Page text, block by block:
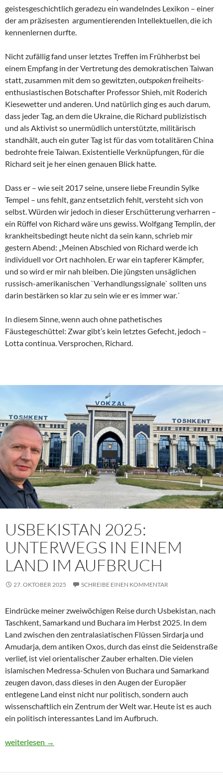
geistesgeschichtlich geradezu ein wandelndes Lexikon – einer
der am präzisesten argumentierenden Intellektuellen, die ich
kennenlernen durfte.
Nicht zufällig fand unser letztes Treffen im Frühherbst bei
einem Empfang in der Vertretung des demokratischen Taiwan
statt, zusammen mit dem so gewitzten,outspokenfreiheits-
enthusiastischen Botschafter Professor Shieh, mit Roderich
Kiesewetter und anderen. Und natürlich ging es auch darum,
dass jeder Tag, an dem die Ukraine, die Richard publizistisch
und als Aktivist so unermüdlich unterstützte, militärisch
standhält, auch ein guter Tag ist für das vom totalitären China
bedrohte freie Taiwan. Existentielle Verknüpfungen, für die
Richard seit je her einen genauen Blick hatte.
Dass er – wie seit 2017 seine, unsere liebe Freundin Sylke
Tempel – uns fehlt, ganz entsetzlich fehlt, versteht sich von
selbst. Würden wir jedoch in dieser Erschütterung verharren –
ein Rüffel von Richard wäre uns gewiss. Wolfgang Templin, der
krankheitsbedingt heute nicht da sein kann, schrieb mir
gestern Abend: „Meinen Abschied von Richard werde ich
individuell vor Ort nachholen. Er war ein tapferer Kämpfer,
und so wird er mir nah bleiben. Die jüngsten unsäglichen
russisch-amerikanischen `Verhandlungssignale` sollten uns
darin bestärken so klar zu sein wie er es immer war.´
In diesem Sinne, wenn auch ohne pathetisches
Fäustegeschüttel: Zwar gibt’s kein letztes Gefecht, jedoch –
Lotta continua. Versprochen, Richard.
USBEKISTAN 2025:
UNTERWEGS IN EINEM
LAND IM AUFBRUCH
27. OKTOBER 2025 SCHREIBE EINEN KOMMENTAR
Eindrücke meiner zweiwöchigen Reise durch Usbekistan, nach
Taschkent, Samarkand und Buchara im Herbst 2025. In dem
Land zwischen den zentralasiatischen Flüssen Sirdarja und
Amudarja, dem antiken Oxos, durch das einst die Seidenstraße
verlief, ist viel orientalischer Zauber erhalten. Die vielen
islamischen Medressa-Schulen von Buchara und Samarkand
zeugen davon, dass dieses in den Augen der Europäer
entlegene Land einst nicht nur politisch, sondern auch
wissenschaftlich ein Zentrum der Welt war. Heute ist es auch
ein politisch interessantes Land im Aufbruch.
Usbekistan 2025: Unterwegs in einem Land im Aufbruch
weiterlesen →